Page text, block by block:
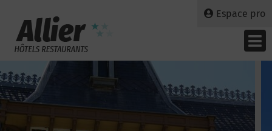
Espace pro